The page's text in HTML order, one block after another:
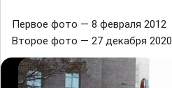
Первое фото — 8 февраля 2012
Второе фото — 27 декабря 2020